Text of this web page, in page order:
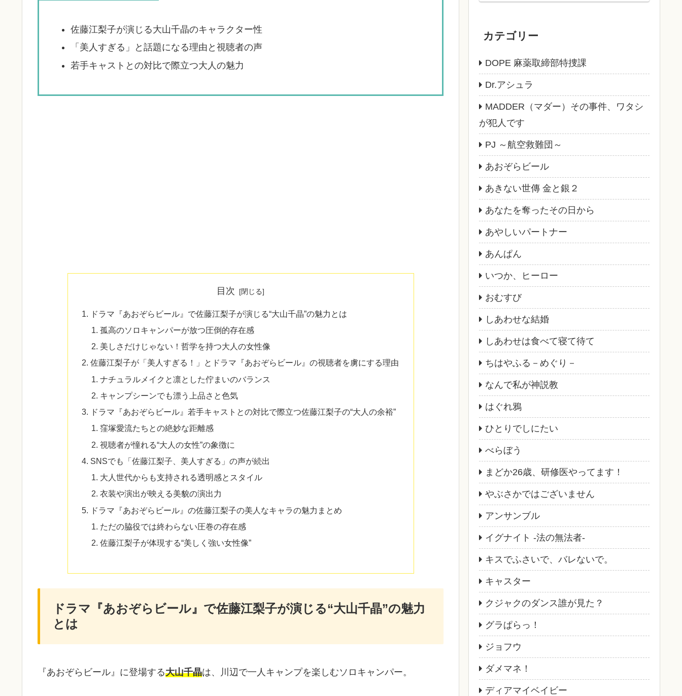
佐藤江梨子が演じる大山千晶のキャラクター性
「美人すぎる」と話題になる理由と視聴者の声
若手キャストとの対比で際立つ大人の魅力
目次
ドラマ『あおぞらビール』で佐藤江梨子が演じる“大山千晶”の魅力とは
孤高のソロキャンパーが放つ圧倒的存在感
美しさだけじゃない！哲学を持つ大人の女性像
佐藤江梨子が「美人すぎる！」とドラマ『あおぞらビール』の視聴者を虜にする理由
ナチュラルメイクと凛とした佇まいのバランス
キャンプシーンでも漂う上品さと色気
ドラマ『あおぞらビール』若手キャストとの対比で際立つ佐藤江梨子の“大人の余裕”
窪塚愛流たちとの絶妙な距離感
視聴者が憧れる“大人の女性”の象徴に
SNSでも「佐藤江梨子、美人すぎる」の声が続出
大人世代からも支持される透明感とスタイル
衣装や演出が映える美貌の演出力
ドラマ『あおぞらビール』の佐藤江梨子の美人なキャラの魅力まとめ
ただの脇役では終わらない圧巻の存在感
佐藤江梨子が体現する“美しく強い女性像”
ドラマ『あおぞらビール』で佐藤江梨子が演じる“大山千晶”の魅力
とは
『あおぞらビール』に登場する大山千晶は、川辺で一人キャンプを楽しむソロキャンパー。
カテゴリー
DOPE 麻薬取締部特捜課
Dr.アシュラ
MADDER（マダー）その事件、ワタシ
が犯人です
PJ ～航空救難団～
あおぞらビール
あきない世傳 金と銀２
あなたを奪ったその日から
あやしいパートナー
あんぱん
いつか、ヒーロー
おむすび
しあわせな結婚
しあわせは食べて寝て待て
ちはやふる－めぐり－
なんで私が神説教
はぐれ鴉
ひとりでしにたい
べらぼう
まどか26歳、研修医やってます！
やぶさかではございません
アンサンブル
イグナイト -法の無法者-
キスでふさいで、バレないで。
キャスター
クジャクのダンス誰が見た？
グラぱらっ！
ジョフウ
ダメマネ！
ディアマイベイビー